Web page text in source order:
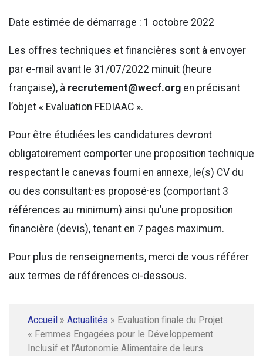
Date estimée de démarrage : 1 octobre 2022
Les offres techniques et financières sont à envoyer
par e-mail avant le 31/07/2022 minuit (heure
française), à recrutement@wecf.org en précisant
l’objet « Evaluation FEDIAAC ».
Pour être étudiées les candidatures devront
obligatoirement comporter une proposition technique
respectant le canevas fourni en annexe, le(s) CV du
ou des consultant·es proposé·es (comportant 3
références au minimum) ainsi qu’une proposition
financière (devis), tenant en 7 pages maximum.
Pour plus de renseignements, merci de vous référer
aux termes de références ci-dessous.
Accueil » Actualités » Evaluation finale du Projet
« Femmes Engagées pour le Développement
Inclusif et l’Autonomie Alimentaire de leurs